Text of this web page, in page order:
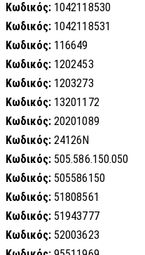
Κωδικός: 1042118530
Κωδικός: 1042118531
Κωδικός: 116649
Κωδικός: 1202453
Κωδικός: 1203273
Κωδικός: 13201172
Κωδικός: 20201089
Κωδικός: 24126N
Κωδικός: 505.586.150.050
Κωδικός: 505586150
Κωδικός: 51808561
Κωδικός: 51943777
Κωδικός: 52003623